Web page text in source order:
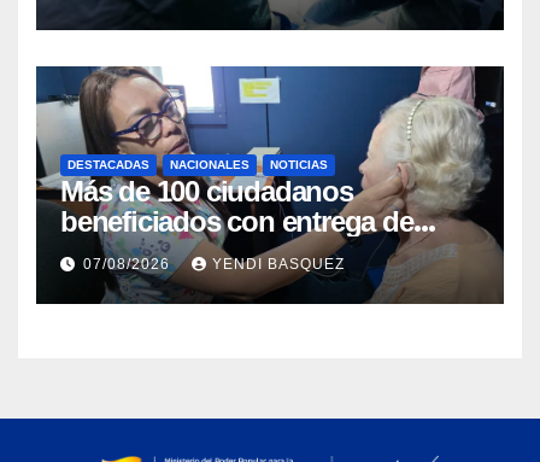
DESTACADAS NACIONALES NOTICIAS
Más de 100 ciudadanos
beneficiados con entrega de
prótesis auditivas en el Centro de
Rehabilitación J.J. Arvelo
07/08/2026 YENDI BASQUEZ